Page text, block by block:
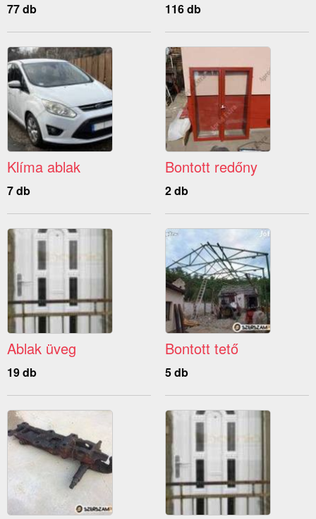
77 db 116 db
Klíma ablak
7 db
Bontott redőny
2 db
Ablak üveg
19 db
Bontott tető
5 db